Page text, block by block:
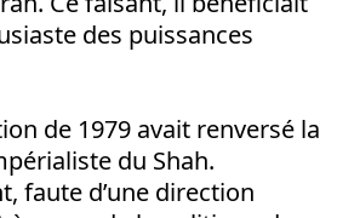
des puissances
de 1979 avait renversé la
du Shah.
faute d’une direction